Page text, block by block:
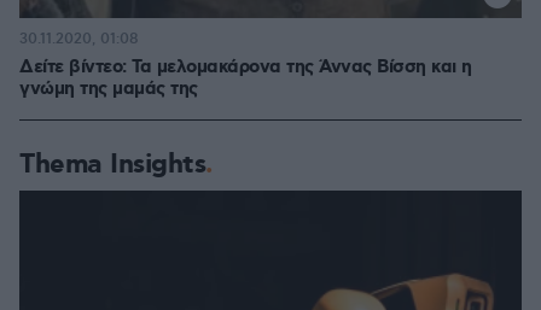
Δείτε βίντεο: Τα μελομακάρονα της Άννας Βίσση και η
γνώμη της μαμάς της
30.11.2020, 01:08
Thema Insights